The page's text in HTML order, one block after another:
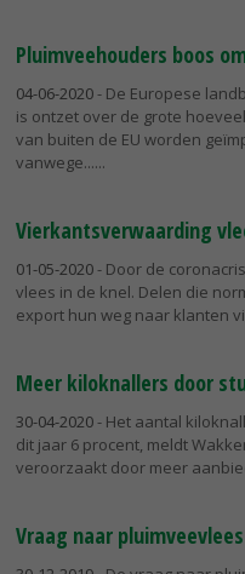
Pluimveehouders boos
04-06-2020- De Europese
is ontzet over de grote
van buiten de EU worden
vanwege...
Vierkantsverwaarding
01-05-2020- Door de
vlees in de knel. Delen die
export hun weg naar klanten
Meer kiloknallers door
30-04-2020- Het aantal
dit jaar 6 procent, meldt
veroorzaakt door meer
Vraag naar